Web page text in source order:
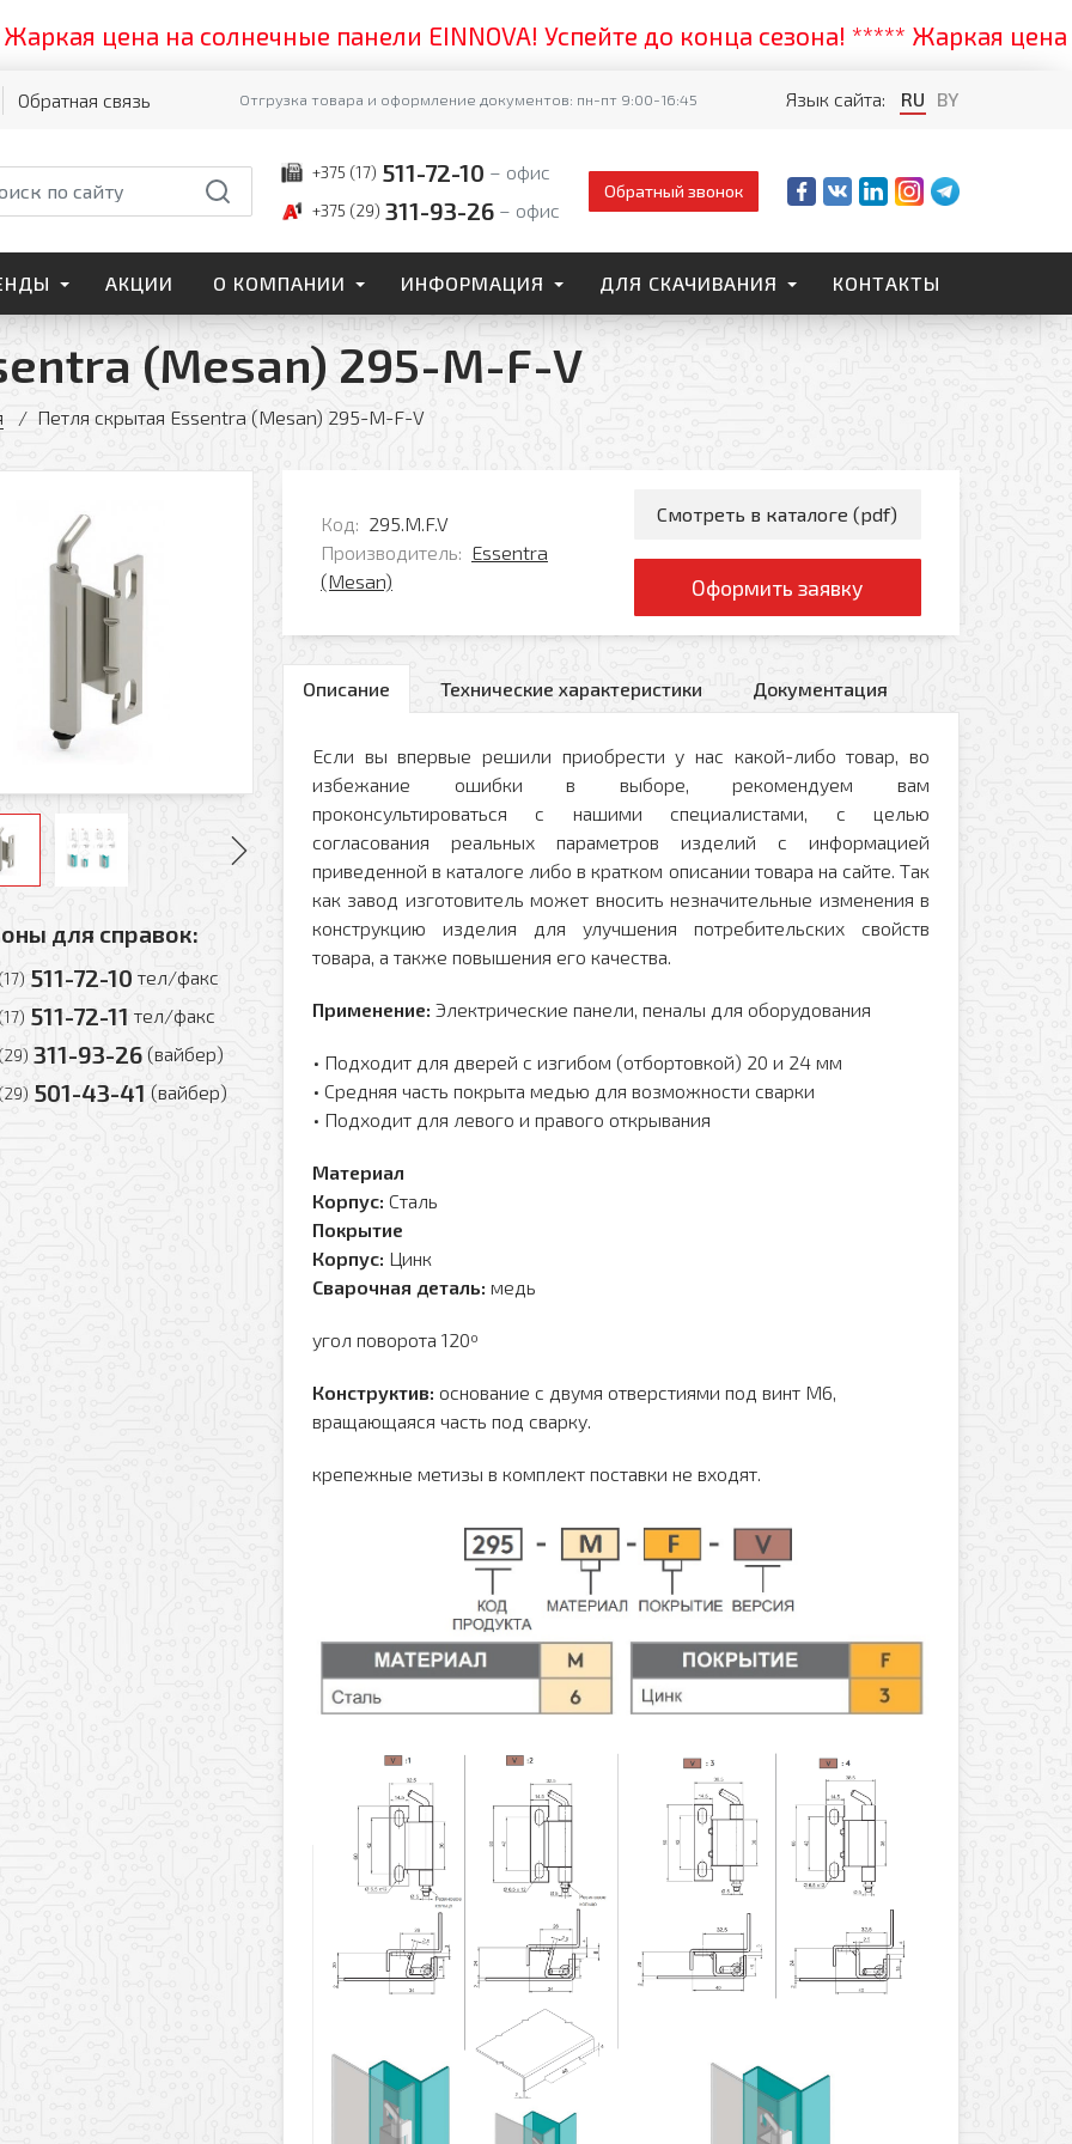
на солнечные панели EINNOVA! Успейте до конца сезона! ***** Жаркая цена на
Обратная связь Отгрузка товара и оформление документов: пн-пт 9:00-16:45 Язык сайта: RU BY
+375 (17) 511-72-10 офис
+375 (29) 311-93-26 офис
Обратный звонок
АКЦИИ О КОМПАНИИ ИНФОРМАЦИЯ ДЛЯ СКАЧИВАНИЯ КОНТАКТЫ
(Mesan) 295-M-F-V
Петля скрытая Essentra (Mesan) 295-M-F-V
Код: 295.M.F.V
Производитель: Essentra
(Mesan)
Смотреть в каталоге (pdf)
Оформить заявку
Описание Технические характеристики Документация
Если вы впервые решили приобрести у нас какой-либо товар, во
избежание ошибки в выборе, рекомендуем вам
проконсультироваться с нашими специалистами, с целью
согласования реальных параметров изделий с информацией
приведенной в каталоге либо в кратком описании товара на сайте. Так
как завод изготовитель может вносить незначительные изменения в
конструкцию изделия для улучшения потребительских свойств
товара, а также повышения его качества.
Применение: Электрические панели, пеналы для оборудования
• Подходит для дверей с изгибом (отбортовкой) 20 и 24 мм
• Средняя часть покрыта медью для возможности сварки
• Подходит для левого и правого открывания
Материал
Корпус: Сталь
Покрытие
Корпус: Цинк
Сварочная деталь: медь
угол поворота 120º
Конструктив: основание с двумя отверстиями под винт М6,
вращающаяся часть под сварку.
крепежные метизы в комплект поставки не входят.
для справок:
511-72-10 тел/факс
511-72-11 тел/факс
311-93-26 (вайбер)
501-43-41 (вайбер)
Заказать обратный звонок
Комментарий к заказу